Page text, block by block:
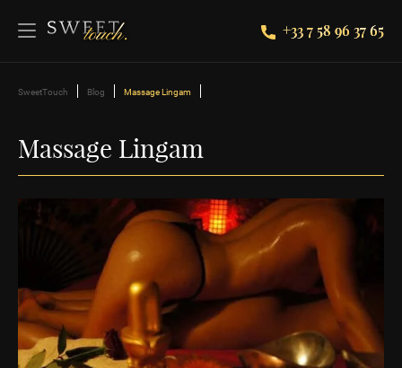
+33 7 58 96 37 65
SweetTouch Blog Massage Lingam
Massage Lingam